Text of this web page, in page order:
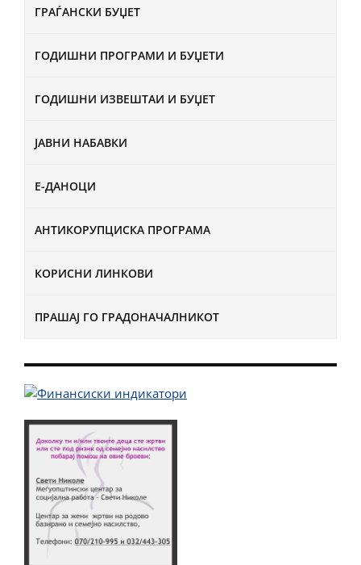
ГРАЃАНСКИ БУЏЕТ
ГОДИШНИ ПРОГРАМИ И БУЏЕТИ
ГОДИШНИ ИЗВЕШТАИ И БУЏЕТ
ЈАВНИ НАБАВКИ
Е-ДАНОЦИ
АНТИКОРУПЦИСКА ПРОГРАМА
КОРИСНИ ЛИНКОВИ
ПРАШАЈ ГО ГРАДОНАЧАЛНИКОТ